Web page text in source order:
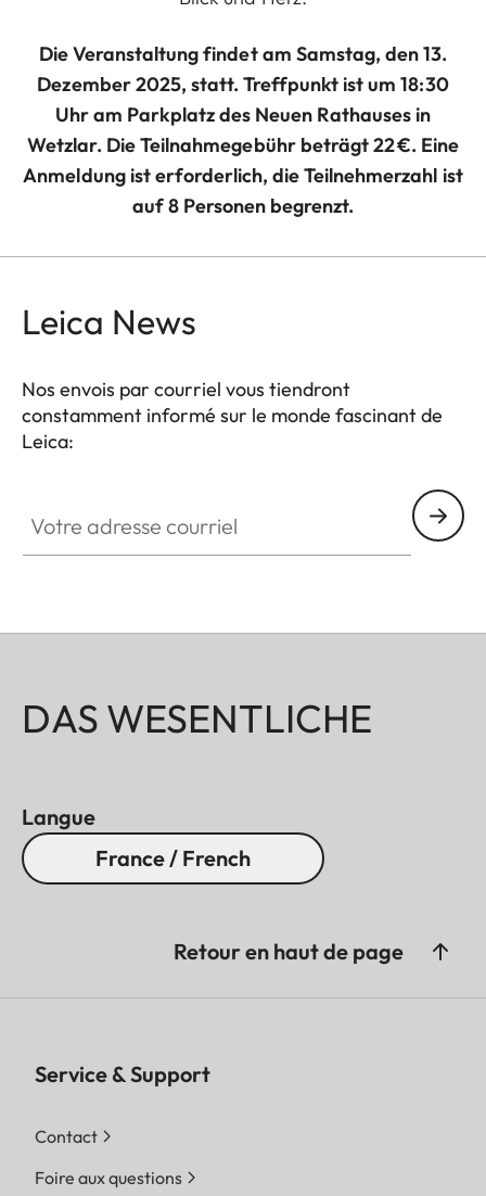
Die Veranstaltung findet am Samstag, den 13.
Dezember 2025, statt. Treffpunkt ist um 18:30
Uhr am Parkplatz des Neuen Rathauses in
Wetzlar. Die Teilnahmegebühr beträgt 22 €. Eine
Anmeldung ist erforderlich, die Teilnehmerzahl ist
auf 8 Personen begrenzt.
Leica News
Nos envois par courriel vous tiendront
constamment informé sur le monde fascinant de
Leica:
DAS WESENTLICHE
Langue
France / French
Retour en haut de page
Service & Support
Contact
Foire aux questions